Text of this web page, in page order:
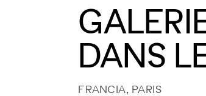
DANS
FRANCIA, PARIS